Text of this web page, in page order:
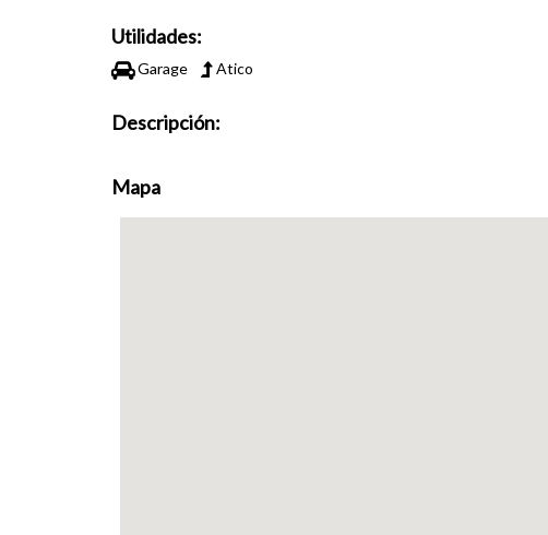
Utilidades:
Garage Atico
Descripción:
Mapa